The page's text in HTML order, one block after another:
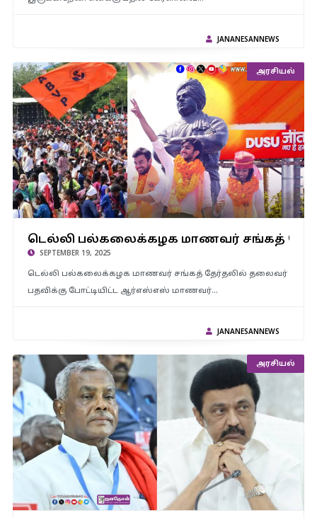
JANANESANNEWS
டெல்லி பல்கலைக்கழக மாணவர் சங்கத் தேர்தல் – தலைவர்
பதவியை கைப்பற்றியது ஏபிவிபி.!
அரசியல்
டெல்லி பல்கலைக்கழக மாணவர் சங்கத்
SEPTEMBER 19, 2025
டெல்லி பல்கலைக்கழக மாணவர் சங்கத் தேர்தலில் தலைவர்
பதவிக்கு போட்டியிட்ட ஆர்எஸ்எஸ் மாணவர்…
JANANESANNEWS
அரசியல்